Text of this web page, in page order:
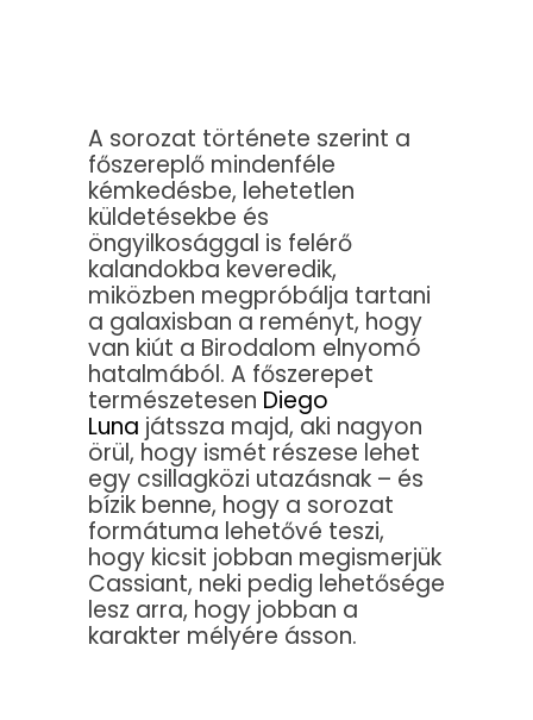
A sorozat története szerint a
főszereplő mindenféle
kémkedésbe, lehetetlen
küldetésekbe és
öngyilkosággal is felérő
kalandokba keveredik,
miközben megpróbálja tartani
a galaxisban a reményt, hogy
van kiút a Birodalom elnyomó
hatalmából. A főszerepet
természetesen Diego
Luna játssza majd, aki nagyon
örül, hogy ismét részese lehet
egy csillagközi utazásnak – és
bízik benne, hogy a sorozat
formátuma lehetővé teszi,
hogy kicsit jobban megismerjük
Cassiant, neki pedig lehetősége
lesz arra, hogy jobban a
karakter mélyére ásson.